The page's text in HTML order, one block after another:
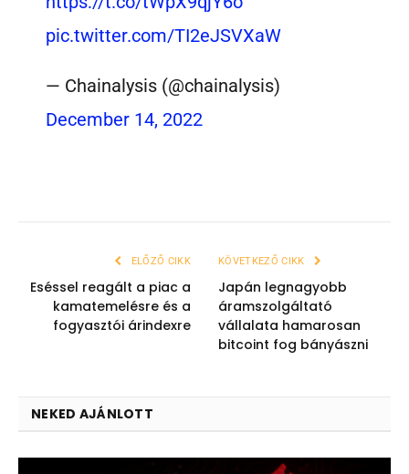
pic.twitter.com/TI2eJSVXaW
— Chainalysis (@chainalysis)
December 14, 2022
ELŐZŐ CIKK
Eséssel reagált a piac a
kamatemelésre és a
fogyasztói árindexre
KÖVETKEZŐ CIKK
Japán legnagyobb
áramszolgáltató
vállalata hamarosan
bitcoint fog bányászni
NEKED AJÁNLOTT